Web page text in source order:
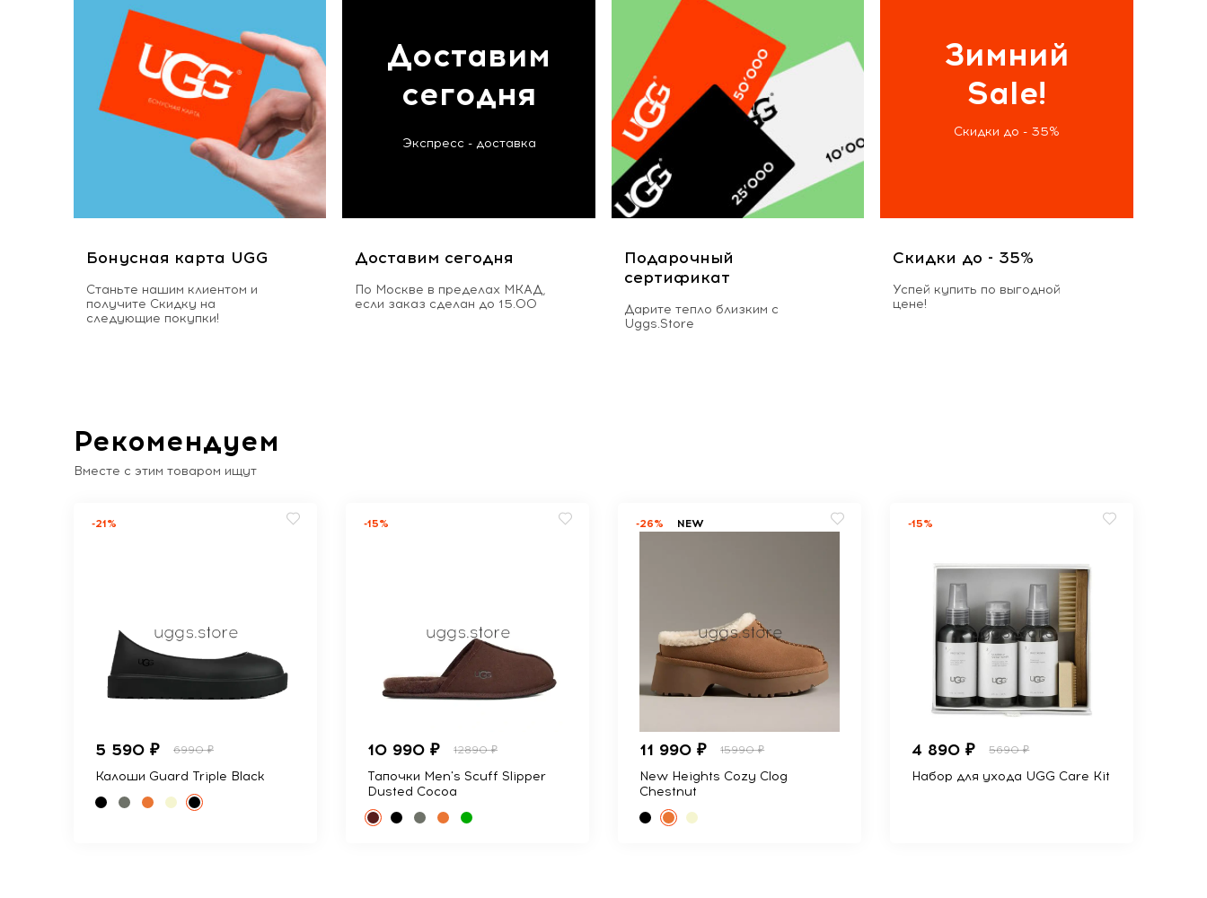
Бонусная карта UGG
Станьте нашим клиентом и
получите Скидку на
следующие покупки!
Доставим
сегодня
Экспресс - доставка
Доставим сегодня
По Москве в пределах МКАД,
если заказ сделан до 15.00
Подарочный
сертификат
Дарите тепло близким с
Uggs.Store
Зимний
Sale!
Скидки до - 35%
Скидки до - 35%
Успей купить по выгодной
цене!
Рекомендуем
Вместе с этим товаром ищут
-21%
5 590 ₽ 6990 ₽
Калоши Guard Triple Black
-15%
10 990 ₽ 12890 ₽
Тапочки Men's Scuff Slipper
Dusted Cocoa
-26% NEW
11 990 ₽ 15990 ₽
New Heights Cozy Clog
Chestnut
-15%
4 890 ₽ 5690 ₽
Набор для ухода UGG Care Kit